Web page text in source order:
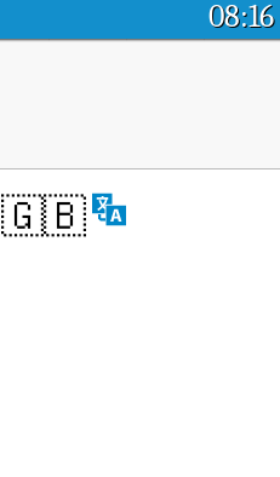
08:16
🇬🇧